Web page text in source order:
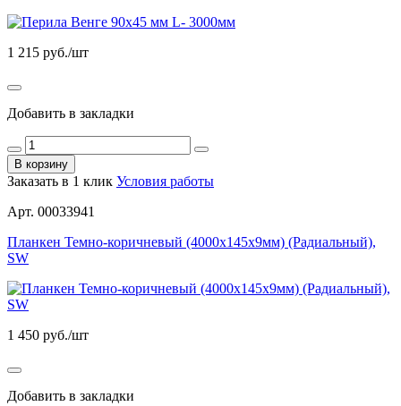
1 215 руб./шт
Добавить в закладки
В корзину
Заказать в 1 клик Условия работы
Арт. 00033941
Планкен Темно-коричневый (4000х145х9мм) (Радиальный),
SW
1 450 руб./шт
Добавить в закладки